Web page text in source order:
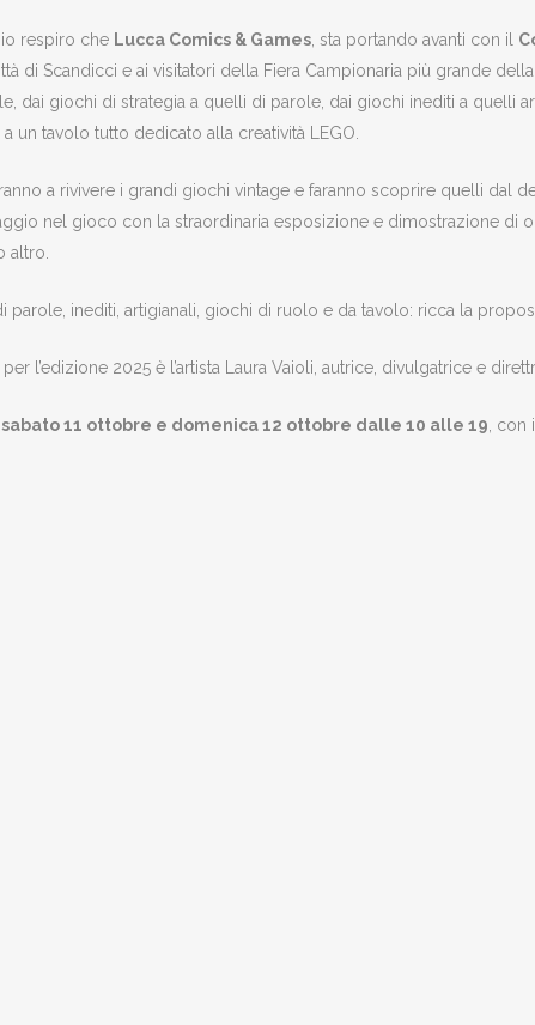
respiro che Lucca Comics & Games , sta portando avanti con il
di Scandicci e ai visitatori della Fiera Campionaria più grande
dai giochi di strategia a quelli di parole, dai giochi inediti a quelli
un tavolo tutto dedicato alla creatività LEGO.
a rivivere i grandi giochi vintage e faranno scoprire quelli dal
nel gioco con la straordinaria esposizione e dimostrazione
altro.
parole, inediti, artigianali, giochi di ruolo e da tavolo: ricca la
l’edizione 2025 è l’artista Laura Vaioli, autrice, divulgatrice e
sabato 11 ottobre e domenica 12 ottobre dalle 10 alle 19 ,